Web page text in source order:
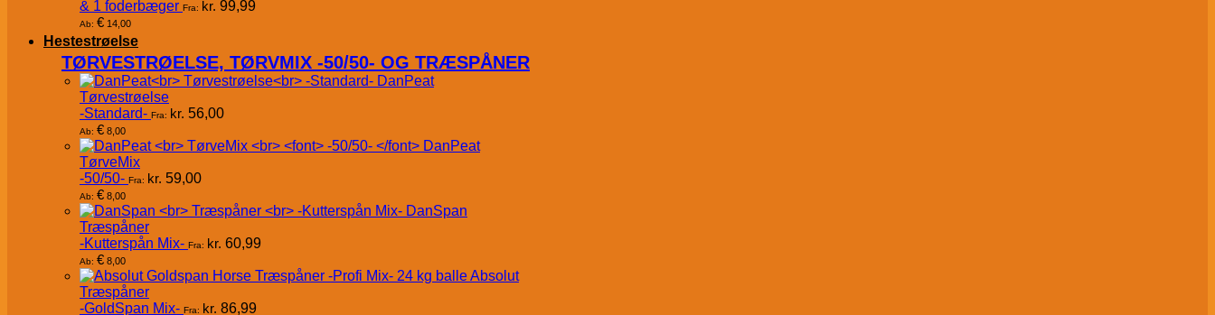
& 1 foderbæger Fra: kr. 99,99
Ab: € 14,00
Hestestrøelse
TØRVESTRØELSE, TØRVMIX -50/50- OG TRÆSPÅNER
DanPeat
Tørvestrøelse
-Standard- Fra: kr. 56,00
Ab: € 8,00
DanPeat
TørveMix
-50/50- Fra: kr. 59,00
Ab: € 8,00
DanSpan
Træspåner
-Kutterspån Mix- Fra: kr. 60,99
Ab: € 8,00
Absolut
Træspåner
-GoldSpan Mix- Fra: kr. 86,99